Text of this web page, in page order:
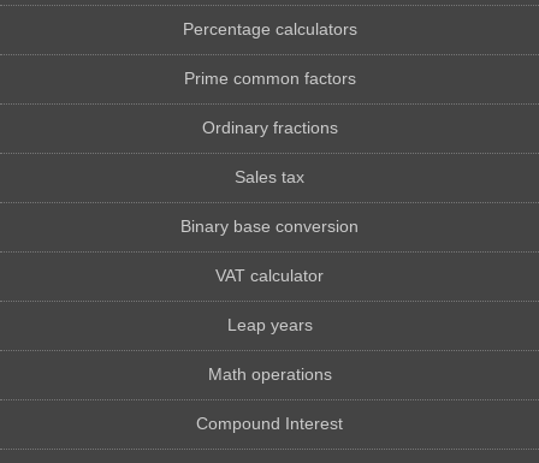
Percentage calculators
Prime common factors
Ordinary fractions
Sales tax
Binary base conversion
VAT calculator
Leap years
Math operations
Compound Interest